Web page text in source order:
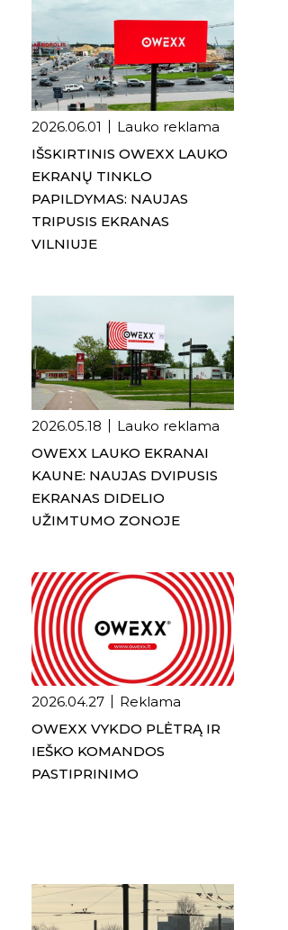
2026.06.01
Lauko reklama
IŠSKIRTINIS OWEXX LAUKO
EKRANŲ TINKLO
PAPILDYMAS: NAUJAS
TRIPUSIS EKRANAS
VILNIUJE
2026.05.18
Lauko reklama
OWEXX LAUKO EKRANAI
KAUNE: NAUJAS DVIPUSIS
EKRANAS DIDELIO
UŽIMTUMO ZONOJE
2026.04.27
Reklama
OWEXX VYKDO PLĖTRĄ IR
IEŠKO KOMANDOS
PASTIPRINIMO